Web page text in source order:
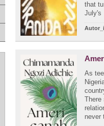
that
July's
As
There
never